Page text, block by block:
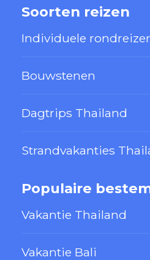
Soorten reizen
Individuele
Bouwstenen
Dagtrips Thailand
Strandvakanties
Populaire
Vakantie Thailand
Vakantie Bali